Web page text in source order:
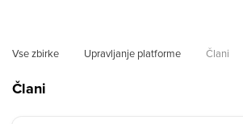
Vse zbirke Upravljanje platforme Člani
Člani